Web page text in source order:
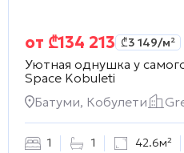
от ₾134 213 ₾3 149/м²
Уютная однушка у
Space Kobuleti
Батуми, Кобулети
1 1 42.6м²